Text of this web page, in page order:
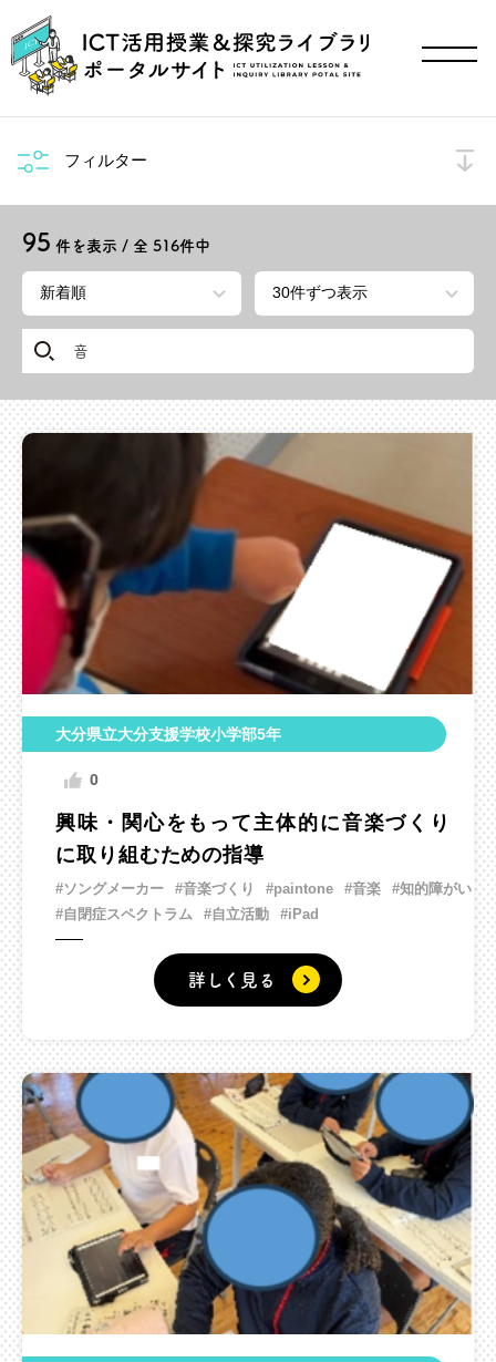
フィルター
95 件を表示 / 全 516件中
大分県立大分支援学校小学部5年
0
興味・関心をもって主体的に音楽づくり
に取り組むための指導
#ソングメーカー #音楽づくり #paintone #音楽
#知的障がい
#自閉症スペクトラム
#自立活動 #iPad
詳しく見る